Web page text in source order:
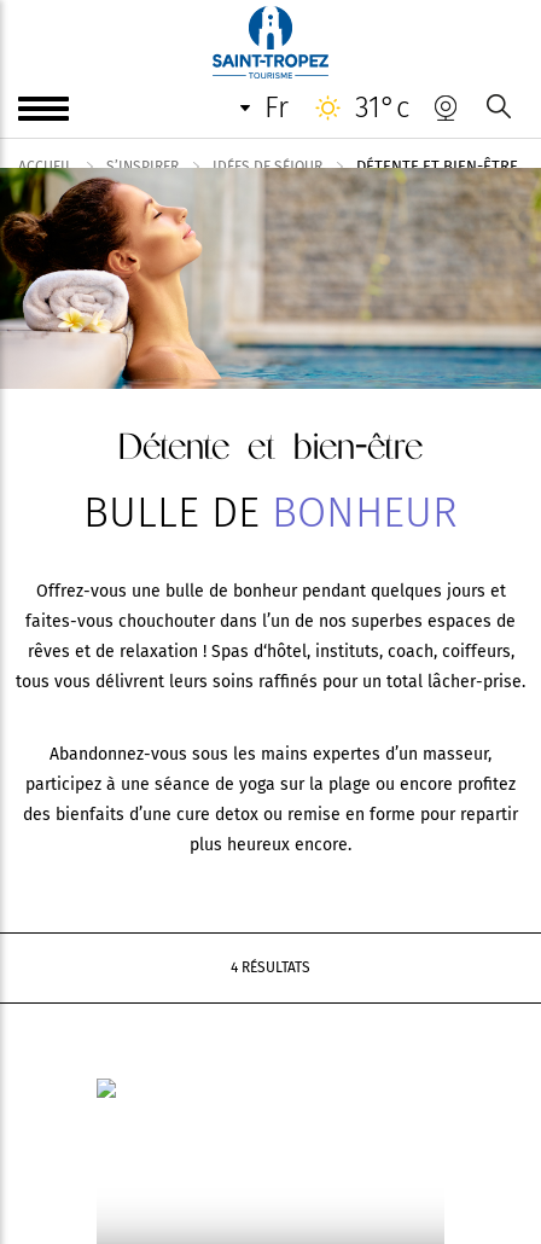
fr 31°c
ACCUEIL S’INSPIRER IDÉES DE SÉJOUR DÉTENTE ET BIEN-ÊTRE
Détente et bien-être
BULLE DE BONHEUR
Offrez-vous une bulle de bonheur pendant quelques jours et
faites-vous chouchouter dans l’un de nos superbes espaces de
rêves et de relaxation ! Spas d‘hôtel, instituts, coach, coiffeurs,
tous vous délivrent leurs soins raffinés pour un total lâcher-prise.
Abandonnez-vous sous les mains expertes d’un masseur,
participez à une séance de yoga sur la plage ou encore profitez
des bienfaits d’une cure detox ou remise en forme pour repartir
plus heureux encore.
4 RÉSULTATS